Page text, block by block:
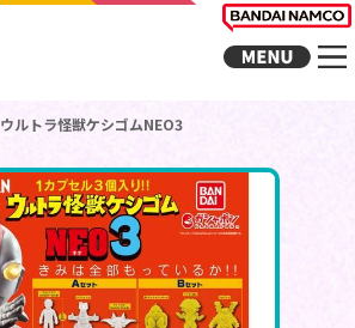
ウルトラ怪獣ケシゴムNEO3